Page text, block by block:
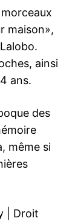
maison»,
ainsi
ans.
des
même si
Droit